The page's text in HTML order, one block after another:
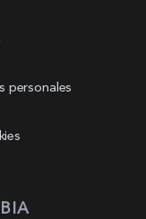
personales